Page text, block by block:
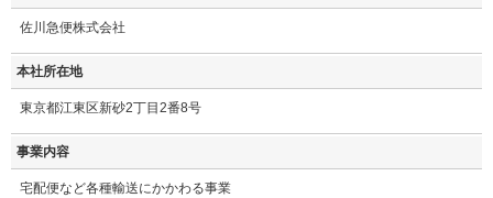
佐川急便株式会社
本社所在地
東京都江東区新砂2丁目2番8号
事業内容
宅配便など各種輸送にかかわる事業